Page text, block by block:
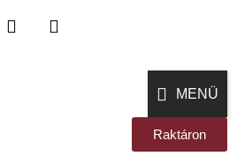
MENÜ
Raktáron